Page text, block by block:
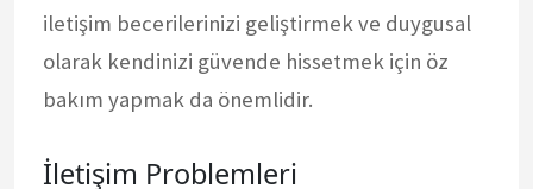
iletişim becerilerinizi geliştirmek ve duygusal
olarak kendinizi güvende hissetmek için öz
bakım yapmak da önemlidir.
İletişim Problemleri